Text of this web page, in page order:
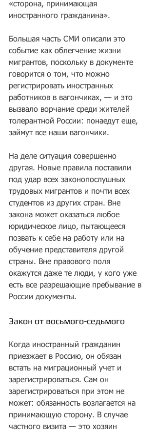
«сторона, принимающая
иностранного гражданина».
Большая часть СМИ описали это
событие как облегчение жизни
мигрантов, поскольку в документе
говорится о том, что можно
регистрировать иностранных
работников в вагончиках, — и это
вызвало ворчание среди жителей
толерантной России: понаедут еще,
займут все наши вагончики.
На деле ситуация совершенно
другая. Новые правила поставили
под удар всех законопослушных
трудовых мигрантов и почти всех
студентов из других стран. Вне
закона может оказаться любое
юридическое лицо, пытающееся
позвать к себе на работу или на
обучение представителя другой
страны. Вне правового поля
окажутся даже те люди, у кого уже
есть все разрешающие пребывание в
России документы.
Закон от восьмого-седьмого
Когда иностранный гражданин
приезжает в Россию, он обязан
встать на миграционный учет и
зарегистрироваться. Сам он
зарегистрироваться при этом не
может: обязанность возлагается на
принимающую сторону. В случае
частного визита — это хозяин